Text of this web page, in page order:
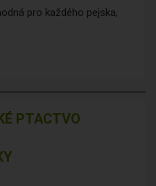
pro každého pejska,
PTACTVO